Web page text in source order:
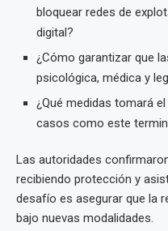
bloquear redes de
digital?
¿Cómo garantizar que
psicológica, médica y
¿Qué medidas tomará
casos como este
Las autoridades
recibiendo protección y
desafío es asegurar que la
bajo nuevas modalidades.